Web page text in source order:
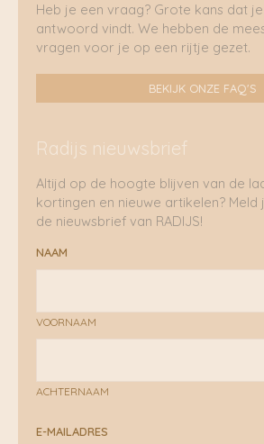
Heb je een vraag? Grote kans dat
antwoord vindt. We hebben de
vragen voor je op een rijtje gezet.
BEKIJK ONZE FAQ'S
Radijs nieuwsbrief
Altijd op de hoogte blijven van de
kortingen en nieuwe artikelen?
de nieuwsbrief van RADIJS!
NAAM
VOORNAAM
ACHTERNAAM
E-MAILADRES